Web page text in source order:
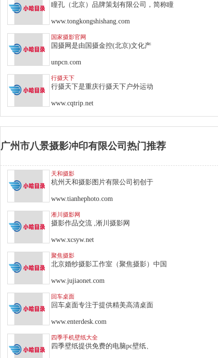
瞳孔（北京）品牌策划有限公司，简称瞳
www.tongkongshishang.com
国家摄影官网
国摄网是由国摄金控(北京)文化产
unpcn.com
行摄天下
行摄天下是重庆行摄天下户外运动
www.cqtrip.net
广州市八景摄影冲印有限公司热门推荐
天和摄影
杭州天和摄影图片有限公司初创于
www.tianhephoto.com
淅川摄影网
摄影作品交流 ,淅川摄影网
www.xcsyw.net
聚焦摄影
北京婚纱摄影工作室（聚焦摄影）中国
www.jujiaonet.com
回车桌面
回车桌面专注于提供精美高清桌面
www.enterdesk.com
四季手机壁纸大全
四季壁纸提供免费的电脑pc壁纸、